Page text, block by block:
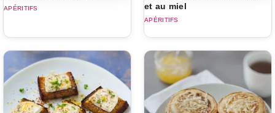
APÉRITIFS
et au miel
APÉRITIFS